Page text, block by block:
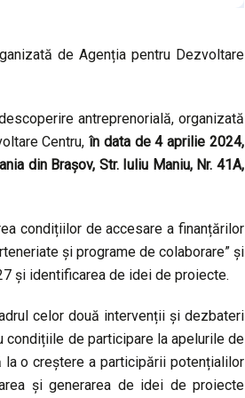
de Agenția pentru Dezvoltare
antreprenorială, organizată
Centru, în data de 4 aprilie 2024,
din Brașov, Str. Iuliu Maniu, Nr. 41A,
condițiilor de accesare a finanțărilor
și programe de colaborare” și
și identificarea de idei de proiecte.
celor două intervenții și dezbateri
condițiile de participare la apelurile de
o creștere a participării potențialilor
și generarea de idei de proiecte